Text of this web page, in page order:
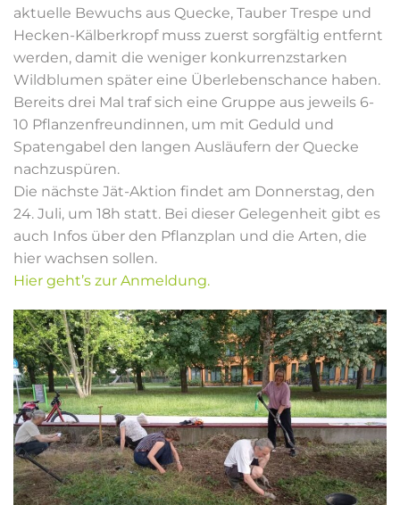
aktuelle Bewuchs aus Quecke, Tauber Trespe und
Hecken-Kälberkropf muss zuerst sorgfältig entfernt
werden, damit die weniger konkurrenzstarken
Wildblumen später eine Überlebenschance haben.
Bereits drei Mal traf sich eine Gruppe aus jeweils 6-
10 Pflanzenfreundinnen, um mit Geduld und
Spatengabel den langen Ausläufern der Quecke
nachzuspüren.
Die nächste Jät-Aktion findet am Donnerstag, den
24. Juli, um 18h statt. Bei dieser Gelegenheit gibt es
auch Infos über den Pflanzplan und die Arten, die
hier wachsen sollen.
Hier geht’s zur Anmeldung.